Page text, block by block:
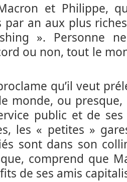
et Philippe,
par an aux plus
». Personne
ou non, tout le
qu’il veut
monde, ou
public et de ses
les « petites »
sont dans son
comprend que
de ses amis